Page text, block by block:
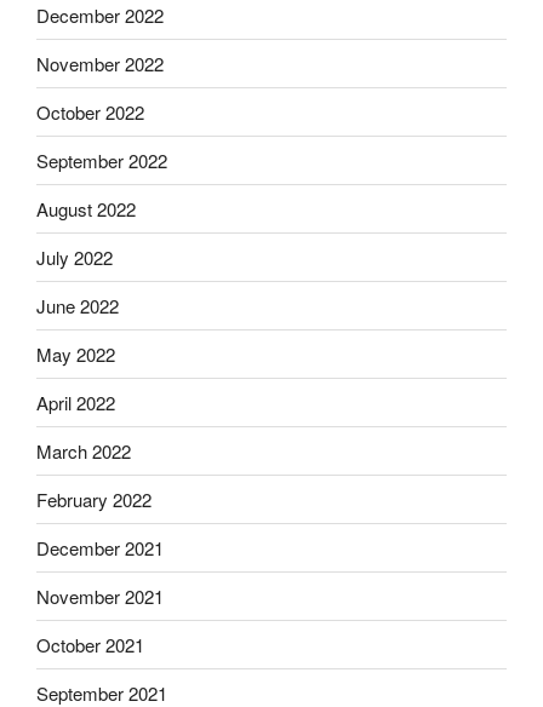
December 2022
November 2022
October 2022
September 2022
August 2022
July 2022
June 2022
May 2022
April 2022
March 2022
February 2022
December 2021
November 2021
October 2021
September 2021